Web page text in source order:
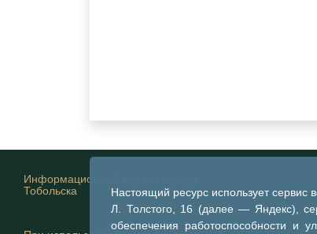
Настоящий ресурс использует
Л. Толстого, 16 (далее — Яндекс),
обеспечения работоспособности и
Информационный портал города
Тобольска